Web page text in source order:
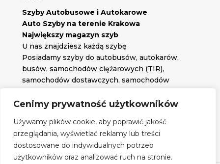
Cenimy prywatność użytkowników
Używamy plików cookie, aby poprawić jakość
przeglądania, wyświetlać reklamy lub treści
dostosowane do indywidualnych potrzeb
użytkowników oraz analizować ruch na stronie.
Szyby Autobusowe i Autokarowe
Auto Szyby na terenie Krakowa
Największy magazyn szyb
U nas znajdziesz każdą szybę
Posiadamy szyby do autobusów, autokarów,
busów, samochodów ciężarowych (TIR),
samochodów dostawczych, samochodów
potrzebujesz.
Znajdź nas na: 
Obserwuj nas na:
Regulamin zakupów